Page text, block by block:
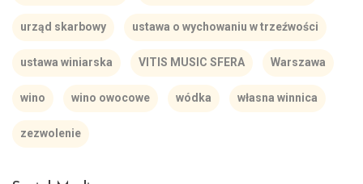
urząd skarbowy ustawa o wychowaniu w trzeźwości
ustawa winiarska VITIS MUSIC SFERA Warszawa
wino wino owocowe wódka własna winnica
zezwolenie